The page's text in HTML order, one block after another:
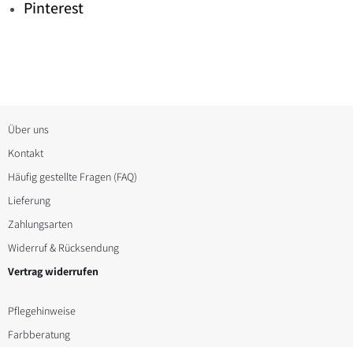
Pinterest
Über uns
Kontakt
Häufig gestellte Fragen (FAQ)
Lieferung
Zahlungsarten
Widerruf & Rücksendung
Vertrag widerrufen
Pflegehinweise
Farbberatung